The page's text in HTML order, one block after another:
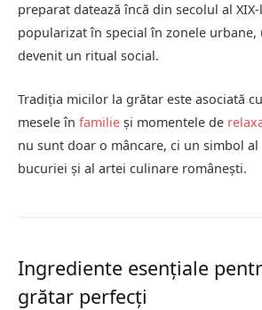
preparat datează încă din secolul al
popularizat în special în zonele urbane,
devenit un ritual social.
Tradiția micilor la grătar este asociată
mesele în familie și momentele de
nu sunt doar o mâncare, ci un simbol
bucuriei și al artei culinare românești.
Ingrediente esențiale
grătar perfecți